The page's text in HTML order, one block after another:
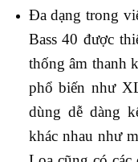
Đa dạng trong
Bass 40 được
thống âm thanh
phổ biến như
dùng dễ dàng
khác nhau như